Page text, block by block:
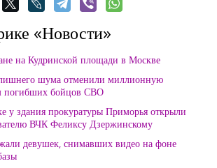
«Новости»
на Кудринской площади в Москве
шума отменили миллионную
погибших бойцов СВО
у здания прокуратуры Приморья открыли
ВЧК Феликсу Дзержинскому
девушек, снимавших видео на фоне